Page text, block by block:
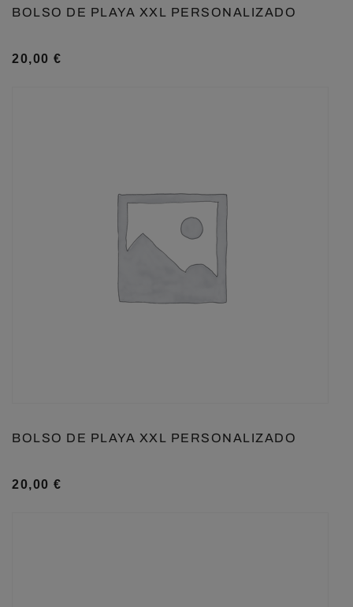
BOLSO DE PLAYA XXL PERSONALIZADO
20,00 €
BOLSO DE PLAYA XXL PERSONALIZADO
20,00 €